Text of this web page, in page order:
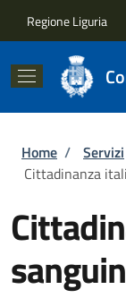
Regione Liguria
Briciole
Home / Servizi
Cittadinanza